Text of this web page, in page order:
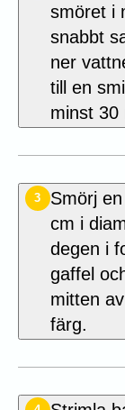
smöret i
snabbt
ner
till en
minst 30
3
Smörj
cm i
degen i
gaffel
mitten
färg.